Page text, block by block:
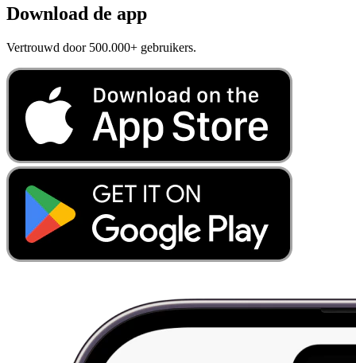
Download de app
Vertrouwd door 500.000+ gebruikers.